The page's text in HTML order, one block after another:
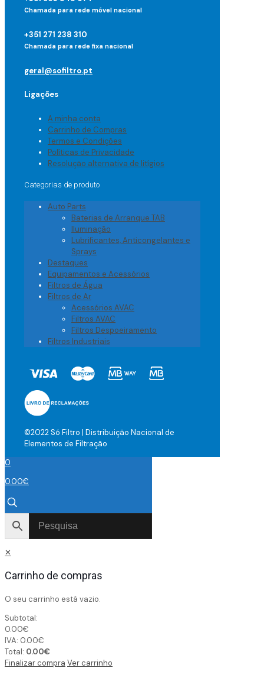
Chamada para rede móvel nacional
+351 271 238 310
Chamada para rede fixa nacional
geral@sofiltro.pt
Ligações
A minha conta
Carrinho de Compras
Termos e Condições
Políticas de Privacidade
Resolução alternativa de litígios
Categorias de produto
Auto Parts
Baterias de Arranque TAB
Iluminação
Lubrificantes, Anticongelantes e
Sprays
Destaques
Equipamentos e Acessórios
Filtros de Água
Filtros de Ar
Acessórios AVAC
Filtros AVAC
Filtros Despoeiramento
Filtros Industriais
©2022 Só Filtro | Distribuição Nacional de
Elementos de Filtração
0
0.00€
✕
Carrinho de compras
O seu carrinho está vazio.
Subtotal:
0.00€
IVA: 0.00€
Total: 0.00€
Finalizar compra Ver carrinho